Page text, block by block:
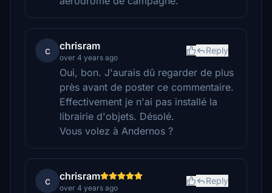
c chrisram
over 4 years ago
Reply
Oui, bon. J'aurais dû regarder de plus
près avant de poster ce commentaire.
Effectivement je n'ai pas installé la
librairie d'objets. Désolé.
Vous volez à Andernos ?
c chrisram
over 4 years ago
Reply